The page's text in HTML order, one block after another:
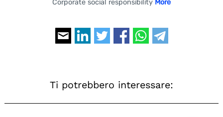
Corporate social responsibility More
Ti potrebbero interessare: